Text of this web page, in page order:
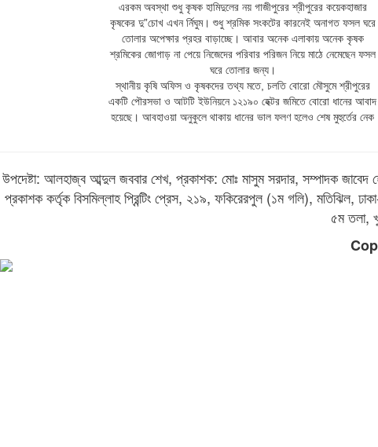
এরকম অবস্থা শুধু কৃষক হামিদুলের নয় গাজীপুরের শ্রীপুরের কয়েকহাজার
কৃষকের দু”চোখ এখন র্নিঘুম। শুধু শ্রমিক সংকটের কারনেই অনাগত ফসল ঘরে
তোলার অপেক্ষার প্রহর বাড়াচ্ছে। আবার অনেক এলাকায় অনেক কৃষক
শ্রমিকের জোগাড় না পেয়ে নিজেদের পরিবার পরিজন নিয়ে মাঠে নেমেছেন ফসল
ঘরে তোলার জন্য।
স্থানীয় কৃষি অফিস ও কৃষকদের তথ্য মতে, চলতি বোরো মৌসুমে শ্রীপুরের
একটি পৌরসভা ও আটটি ইউনিয়নে ১২১৯০ হেক্টর জমিতে বোরো ধানের আবাদ
হয়েছে। আবহাওয়া অনুকুলে থাকায় ধানের ভাল ফলণ হলেও শেষ মুহুর্তের নেক
উপদেষ্টা: আলহাজ্ব আব্দুল জববার শেখ, প্রকাশক: মোঃ মাসুম সরদার, সম্পাদক জাবেদ
প্রকাশক কর্তৃক বিসমিল্লাহ প্রিন্টিং প্রেস, ২১৯, ফকিরেরপুল (১ম গলি), মতিঝিল,
৫ম